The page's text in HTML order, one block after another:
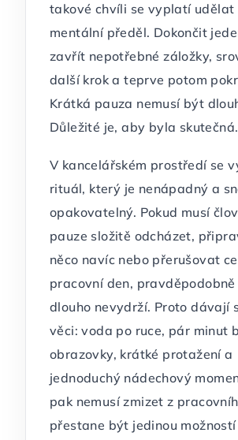
takové chvíli se vyplatí udělat
mentální předěl. Dokončit
zavřít nepotřebné záložky,
další krok a teprve potom
Krátká pauza nemusí být
Důležité je, aby byla skutečná.
V kancelářském prostředí se
rituál, který je nenápadný a
opakovatelný. Pokud musí
pauze složitě odcházet,
něco navíc nebo přerušovat
pracovní den, pravděpodobně
dlouho nevydrží. Proto dávají
věci: voda po ruce, pár minut
obrazovky, krátké protažení a
jednoduchý nádechový
pak nemusí zmizet z
přestane být jedinou